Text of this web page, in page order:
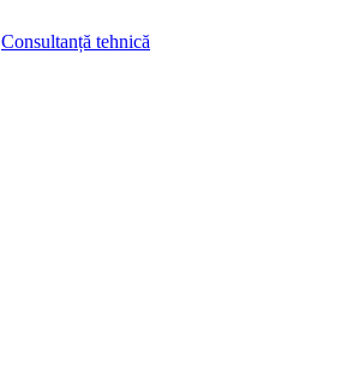
Consultanță tehnică